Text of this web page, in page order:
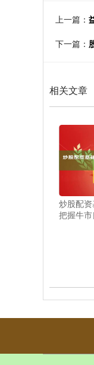
上一篇：
下一篇：
相关文章
炒股配资
把握牛